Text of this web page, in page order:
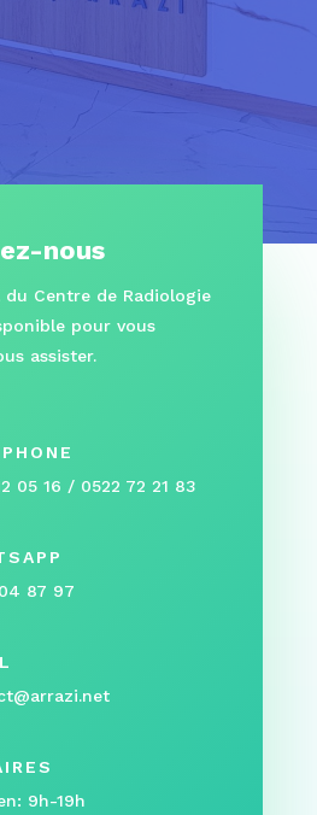
nous
du Centre de Radiologie
pour vous
assister.
05 16 / 0522 72 21 83
87 97
9h-19h